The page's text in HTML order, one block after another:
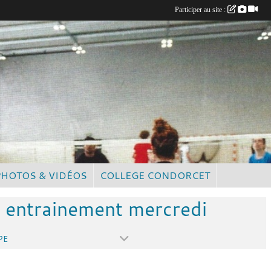
& VIDÉOS COLLEGE CONDORCET
mercredi
Participer au site :